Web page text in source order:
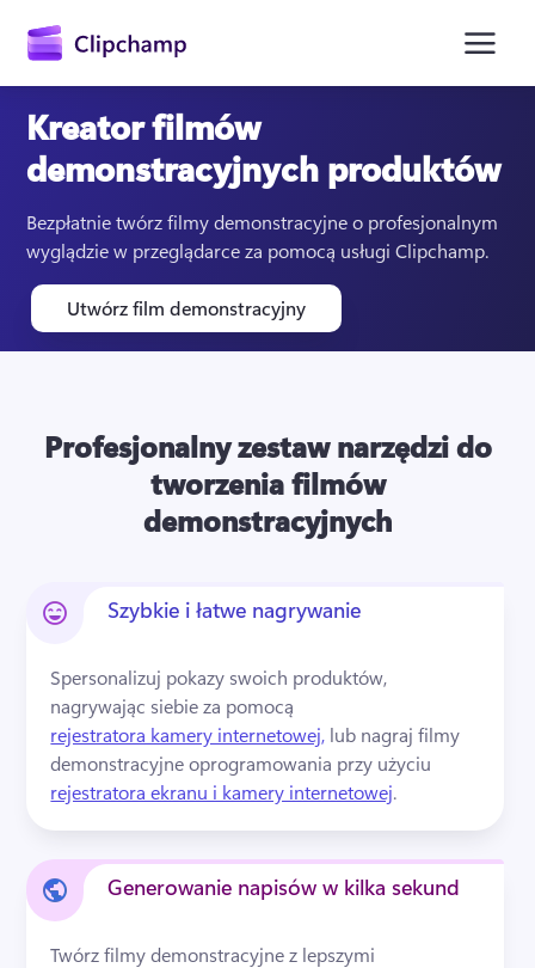
głównej
Wypróbuj bezpłatnie
Kreator filmów
demonstracyjnych produktów
Bezpłatnie twórz filmy demonstracyjne o profesjonalnym
wyglądzie w przeglądarce za pomocą usługi Clipchamp.
Utwórz film demonstracyjny
Profesjonalny zestaw narzędzi do
tworzenia filmów
demonstracyjnych
Szybkie i łatwe nagrywanie
Spersonalizuj pokazy swoich produktów,
nagrywając siebie za pomocą
rejestratora kamery internetowej, lub nagraj filmy
demonstracyjne oprogramowania przy użyciu
rejestratora ekranu i kamery internetowej.
Generowanie napisów w kilka sekund
Twórz filmy demonstracyjne z lepszymi